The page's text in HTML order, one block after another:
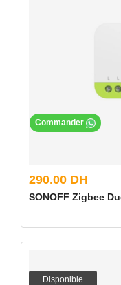
290.00 DH
SONOFF Zigbee
Commander
Disponible